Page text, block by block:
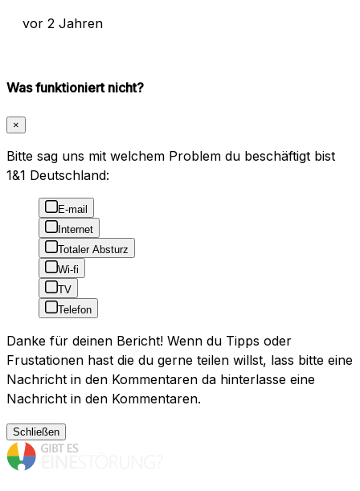
vor 2 Jahren
Was funktioniert nicht?
×
Bitte sag uns mit welchem Problem du beschäftigt bist
1&1 Deutschland:
E-mail
Internet
Totaler Absturz
Wi-fi
TV
Telefon
Danke für deinen Bericht! Wenn du Tipps oder
Frustationen hast die du gerne teilen willst, lass bitte eine
Nachricht in den Kommentaren da hinterlasse eine
Nachricht in den Kommentaren.
Schließen